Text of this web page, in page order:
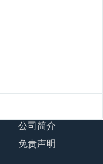
公司简介
免责声明